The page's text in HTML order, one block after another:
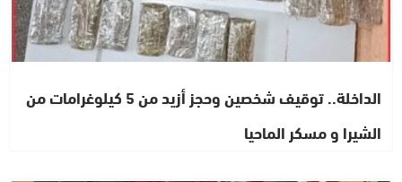
الداخلة.. توقيف شخصين وحجز أزيد من 5 كيلوغرامات من
الشيرا و مسكر الماحيا